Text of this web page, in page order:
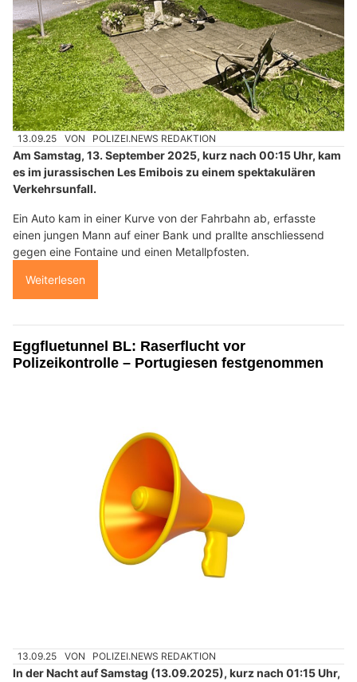
13.09.25 VON POLIZEI.NEWS REDAKTION
Am Samstag, 13. September 2025, kurz nach 00:15 Uhr, kam
es im jurassischen Les Emibois zu einem spektakulären
Verkehrsunfall.
Ein Auto kam in einer Kurve von der Fahrbahn ab, erfasste
einen jungen Mann auf einer Bank und prallte anschliessend
gegen eine Fontaine und einen Metallpfosten.
Weiterlesen
Eggfluetunnel BL: Raserflucht vor
Polizeikontrolle – Portugiesen festgenommen
13.09.25 VON POLIZEI.NEWS REDAKTION
In der Nacht auf Samstag (13.09.2025), kurz nach 01:15 Uhr,